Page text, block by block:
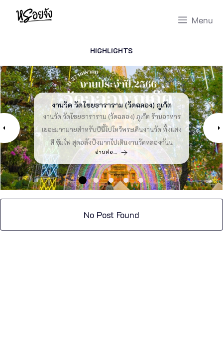
Skip
Menu
HIGHLIGHTS
งานวัด วัดไชยธาราราม (วัดฉลอง) ภูเก็ต
งานวัด วัดไชยธาราราม (วัดฉลอง) ภูเก็ต ร้านอาหาร
เยอะมากมายสำหรับปีนี้ไปไหว้พระเดินงานวัด ทั้งแสง
สี ซุ้มไฟ สุดอลังปังมากไปเดินงานวัดหลองกันน
อ่านต่อ…
บ้านฮักมั่น ร้านชา คุระบุรี พังงา
บ้านฮักมั่น ชาไทย ร้านชาในอำเภอคุระบุรี พังงา ที่
ตกแต่งร้านสไตล์ล้านนาน่ารักเหมือนยกเอาความเป็น
เหนือ มาแอ่วฟีลเหนือได้ที่ฮักมั่นชาไทยไปกัน
อ่านต่อ…
ส้มตำหัวไม้ ร้านอาหาร ภูเก็ต
ชวนกิน ส้มตำหัวไม้ กับส้มตำร้านเด็ดถนนเจ้าฟ้า ร้าน
อาหารภูเก็ต ที่มีเมนูเยอะแยะมากมายให้เลือกทานคุ้ม
ค่าคุ้มราคาบอกเลย หรอยจังพาไปแซ๊บซี๊ดกัน
อ่านต่อ…
40 ร้านอาหารเซ็นทรัลแจ้งวัฒนะ 2026 ตามมา
เลย [สิงหาคม 2026]
รวม ร้านอาหารเซ็นทรัลแจ้งวัฒนะ มา เซ็นทรัล
แจ้งวัฒนะร้านอาหาร ร้านอาหารในเซ็นทรัล ร้าน
อาหาร Central แจ้งวัฒนะ เอามาให้ฟินกันจุกๆ
สนามหลวง 2 – 2026 ที่เที่ยวกรุงเทพ [สิงหาคม
2026]
รีวิว สนามหลวง 2 มา สนามหลวง 2 ต้นไม้ ที่เที่ยว
กรุงเทพ แห่งใหม่ สนามหลวง2ล่าสุด ที่เที่ยวใกล้
กรุงเทพ เอามาให้วางแผนแล้ว
No Post Found